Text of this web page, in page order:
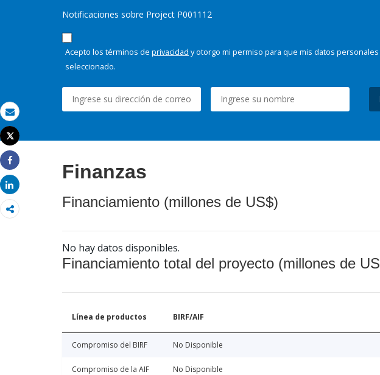
Correo electrónico
Imprimir
Tweet
Share
Share
Notificaciones sobre Project P001112
Acepto los términos de privacidad y otorgo mi permiso para que mis datos
seleccionado.
Finanzas
Financiamiento (millones de US$)
No hay datos disponibles.
Financiamiento total del proyecto (millones de
Línea de productos BIRF/AIF
Compromiso del BIRF No Disponible
Compromiso de la AIF No Disponible